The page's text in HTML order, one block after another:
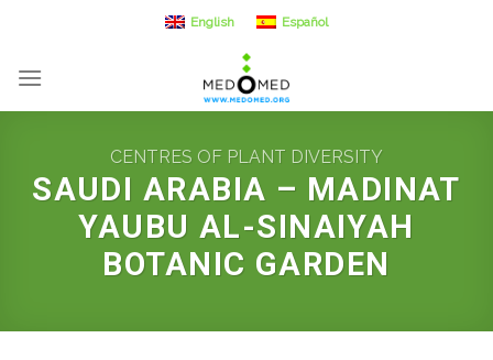
content
English Español
CENTRES OF PLANT DIVERSITY
SAUDI ARABIA – MADINAT
YAUBU AL-SINAIYAH
BOTANIC GARDEN